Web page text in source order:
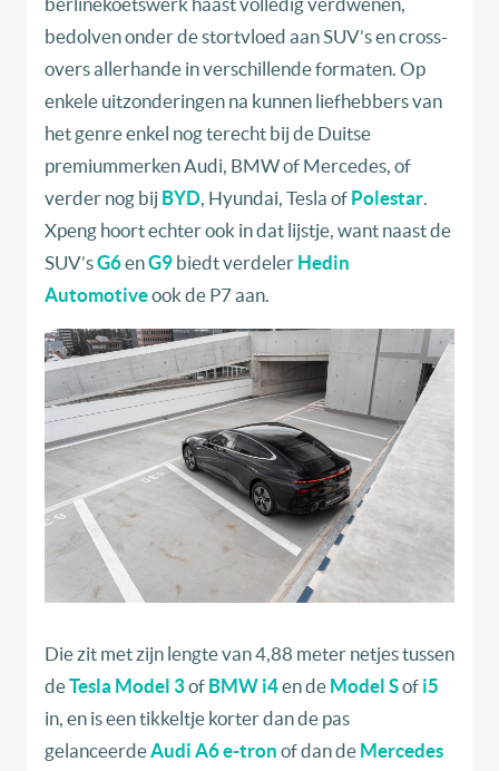
berlinekoetswerk haast volledig verdwenen,
bedolven onder de stortvloed aan SUV’s en cross-
overs allerhande in verschillende formaten. Op
enkele uitzonderingen na kunnen liefhebbers van
het genre enkel nog terecht bij de Duitse
premiummerken Audi, BMW of Mercedes, of
verder nog bij BYD, Hyundai, Tesla of Polestar.
Xpeng hoort echter ook in dat lijstje, want naast de
SUV’sG6enG9 biedt verdeler Hedin
Automotiveook de P7 aan.
Die zit met zijn lengte van 4,88 meter netjes tussen
deTesla Model 3of BMW i4en de Model Sof i5
in, en is een tikkeltje korter dan de pas
gelanceerdeAudi A6 e-tron of dan de Mercedes